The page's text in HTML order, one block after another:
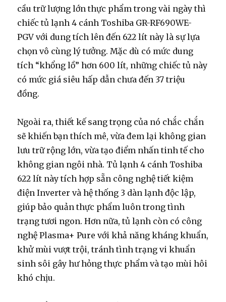
cầu trữ lượng lớn thực phẩm trong vài ngày thì
chiếc tủ lạnh 4 cánh Toshiba GR-RF690WE-
PGV với dung tích lên đến 622 lít này là sự lựa
chọn vô cùng lý tưởng. Mặc dù có mức dung
tích “khổng lồ” hơn 600 lít, những chiếc tủ này
có mức giá siêu hấp dẫn chưa đến 37 triệu
đồng.
Ngoài ra, thiết kế sang trọng của nó chắc chắn
sẽ khiến bạn thích mê, vừa đem lại không gian
lưu trữ rộng lớn, vừa tạo điểm nhấn tinh tế cho
không gian ngôi nhà. Tủ lạnh 4 cánh Toshiba
622 lít này tích hợp sẵn công nghệ tiết kiệm
điện Inverter và hệ thống 3 dàn lạnh độc lập,
giúp bảo quản thực phẩm luôn trong tình
trạng tươi ngon. Hơn nữa, tủ lạnh còn có công
nghệ Plasma+ Pure với khả năng kháng khuẩn,
khử mùi vượt trội, tránh tình trạng vi khuẩn
sinh sôi gây hư hỏng thực phẩm và tạo mùi hôi
khó chịu.